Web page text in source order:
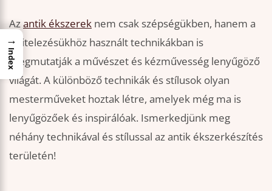
Azantik ékszerek nem csak szépségükben, hanem a
kivitelezésükhöz használt technikákban is
megmutatják a művészet és kézművesség lenyűgöző
világát. A különböző technikák és stílusok olyan
mesterműveket hoztak létre, amelyek még ma is
lenyűgözőek és inspirálóak. Ismerkedjünk meg
néhány technikával és stílussal az antik ékszerkészítés
területén!
→
Index